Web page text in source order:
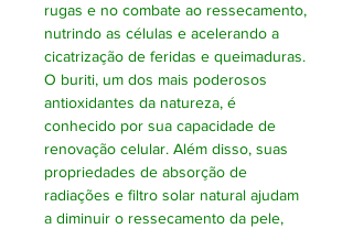
rugas e no combate ao ressecamento,
nutrindo as células e acelerando a
cicatrização de feridas e queimaduras.
O buriti, um dos mais poderosos
antioxidantes da natureza, é
conhecido por sua capacidade de
renovação celular. Além disso, suas
propriedades de absorção de
radiações e filtro solar natural ajudam
a diminuir o ressecamento da pele,